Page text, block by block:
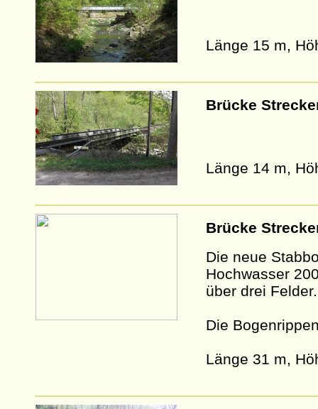
Länge 15 m,
Brücke
Länge 14 m,
Brücke
Die neue
Hochwasser
über drei Felder.
Die
Länge 31 m,